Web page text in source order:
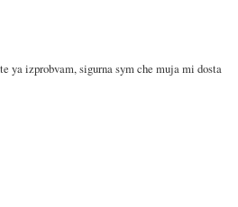
ya izprobvam, sigurna sym che muja mi dosta